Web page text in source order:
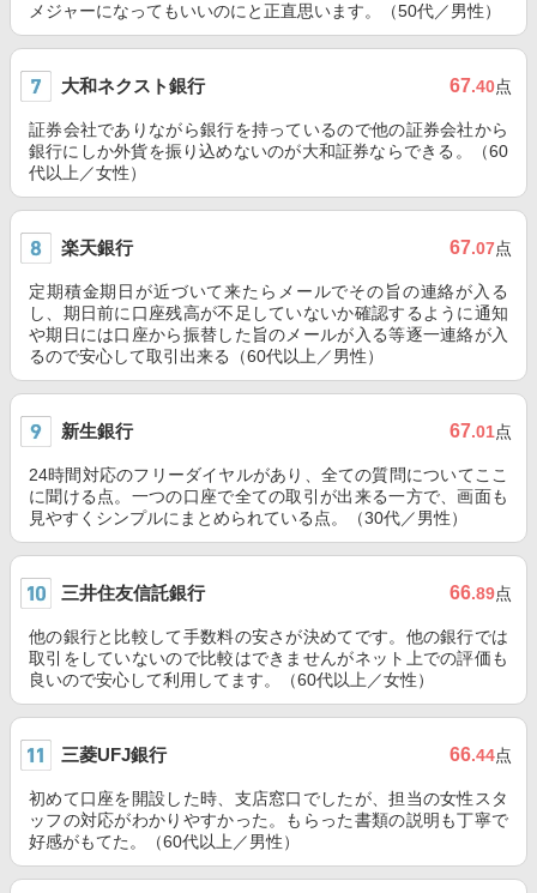
メジャーになってもいいのにと正直思います。（50代／男性）
大和ネクスト銀行 67.40点
証券会社でありながら銀行を持っているので他の証券会社から
銀行にしか外貨を振り込めないのが大和証券ならできる。（60
代以上／女性）
楽天銀行 67.07点
定期積金期日が近づいて来たらメールでその旨の連絡が入る
し、期日前に口座残高が不足していないか確認するように通知
や期日には口座から振替した旨のメールが入る等逐一連絡が入
るので安心して取引出来る（60代以上／男性）
新生銀行 67.01点
24時間対応のフリーダイヤルがあり、全ての質問についてここ
に聞ける点。一つの口座で全ての取引が出来る一方で、画面も
見やすくシンプルにまとめられている点。（30代／男性）
三井住友信託銀行 66.89点
他の銀行と比較して手数料の安さが決めてです。他の銀行では
取引をしていないので比較はできませんがネット上での評価も
良いので安心して利用してます。（60代以上／女性）
三菱UFJ銀行 66.44点
初めて口座を開設した時、支店窓口でしたが、担当の女性スタ
ッフの対応がわかりやすかった。もらった書類の説明も丁寧で
好感がもてた。（60代以上／男性）